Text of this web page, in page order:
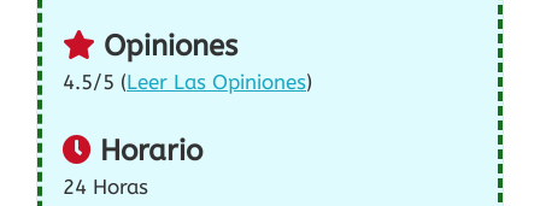
Opiniones
4.5/5 (Leer Las Opiniones)
Horario
24 Horas